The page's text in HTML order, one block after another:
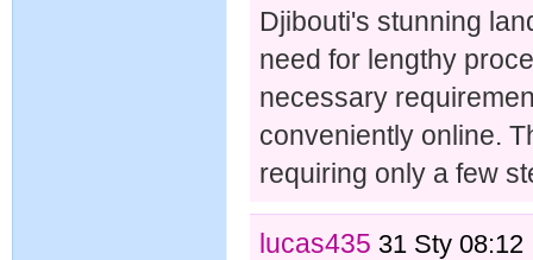
Djibouti's stunning
need for lengthy
necessary
conveniently online.
requiring only a few
lucas435 31 Sty 08:12